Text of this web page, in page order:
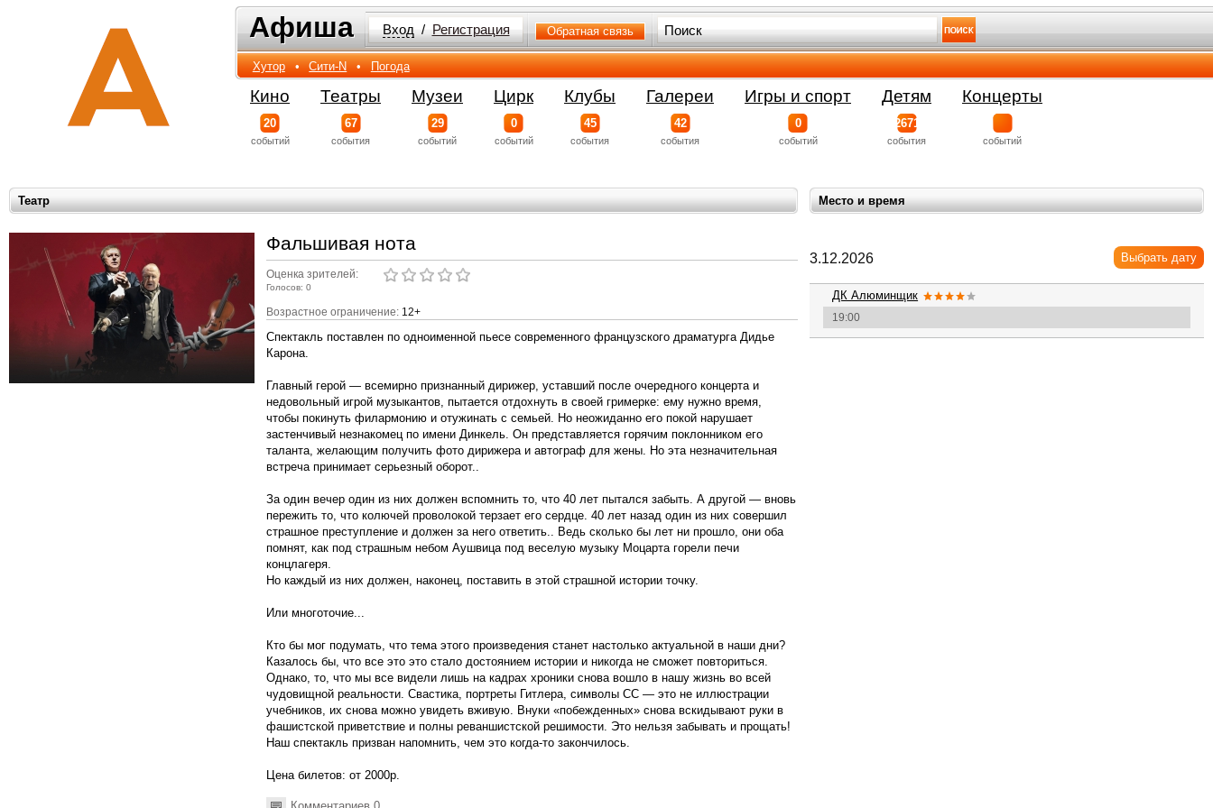
Афиша
Афиша Вход / Регистрация Обратная связь
Хутор • Сити-N • Погода
Кино
20
событий
Театры
67
события
Музеи
29
событий
Цирк
0
событий
Клубы
45
события
Галереи
42
события
Игры и спорт
0
событий
Детям
2671
события
Концерты
событий
Место и время
Театр
3.12.2026 Выбрать дату
ДК Алюминщик
19:00
Фальшивая нота
Оценка зрителей:
Голосов: 0
Возрастное ограничение: 12+
Спектакль поставлен по одноименной пьесе современного французского драматурга Дидье
Карона.
Главный герой — всемирно признанный дирижер, уставший после очередного концерта и
недовольный игрой музыкантов, пытается отдохнуть в своей гримерке: ему нужно время,
чтобы покинуть филармонию и отужинать с семьей. Но неожиданно его покой нарушает
застенчивый незнакомец по имени Динкель. Он представляется горячим поклонником его
таланта, желающим получить фото дирижера и автограф для жены. Но эта незначительная
встреча принимает серьезный оборот..
За один вечер один из них должен вспомнить то, что 40 лет пытался забыть. А другой — вновь
пережить то, что колючей проволокой терзает его сердце. 40 лет назад один из них совершил
страшное преступление и должен за него ответить.. Ведь сколько бы лет ни прошло, они оба
помнят, как под страшным небом Аушвица под веселую музыку Моцарта горели печи
концлагеря.
Но каждый из них должен, наконец, поставить в этой страшной истории точку.
Или многоточие...
Кто бы мог подумать, что тема этого произведения станет настолько актуальной в наши дни?
Казалось бы, что все это это стало достоянием истории и никогда не сможет повториться.
Однако, то, что мы все видели лишь на кадрах хроники снова вошло в нашу жизнь во всей
чудовищной реальности. Свастика, портреты Гитлера, символы СС — это не иллюстрации
учебников, их снова можно увидеть вживую. Внуки «побежденных» снова вскидывают руки в
фашистской приветствие и полны реваншистской решимости. Это нельзя забывать и прощать!
Наш спектакль призван напомнить, чем это когда-то закончилось.
Цена билетов: от 2000р.